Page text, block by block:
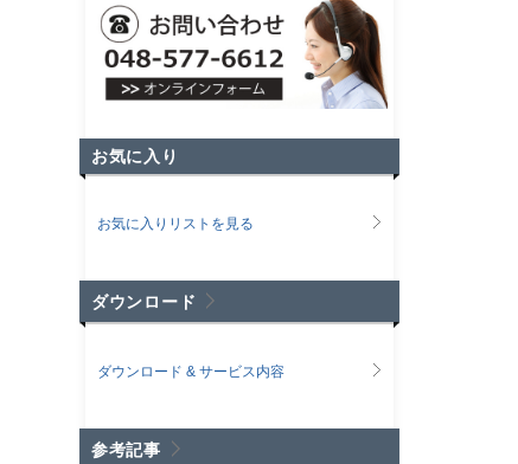
お気に入り
お気に入りリストを見る
ダウンロード
ダウンロード & サービス内容
参考記事